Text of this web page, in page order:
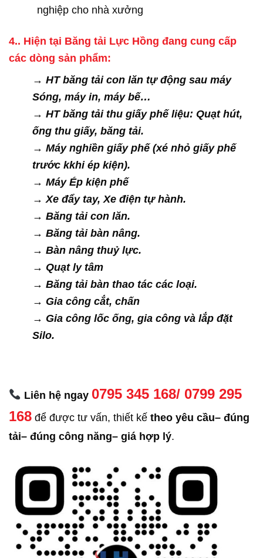
nghiệp cho nhà xưởng
4.. Hiện tại Băng tải Lực Hồng đang cung cấp
các dòng sản phẩm:
→ HT băng tải con lăn tự động sau máy
Sóng, máy in, máy bế…
→ HT băng tải thu giấy phế liệu: Quạt hút,
ống thu giấy, băng tải.
→ Máy nghiền giấy phế (xé nhỏ giấy phế
trước kkhi ép kiện).
→ Máy Ép kiện phế
→ Xe đẩy tay, Xe điện tự hành.
→ Băng tải con lăn.
→ Băng tải bàn nâng.
→ Bàn nâng thuỷ lực.
→ Quạt ly tâm
→ Băng tải bàn thao tác các loại.
→ Gia công cắt, chấn
→ Gia công lốc ống, gia công và lắp đặt
Silo.
Liên hệ ngay 0795 345 168/ 0799 295
168 để được tư vấn, thiết kế theo yêu cầu– đúng
tải– đúng công năng– giá hợp lý.